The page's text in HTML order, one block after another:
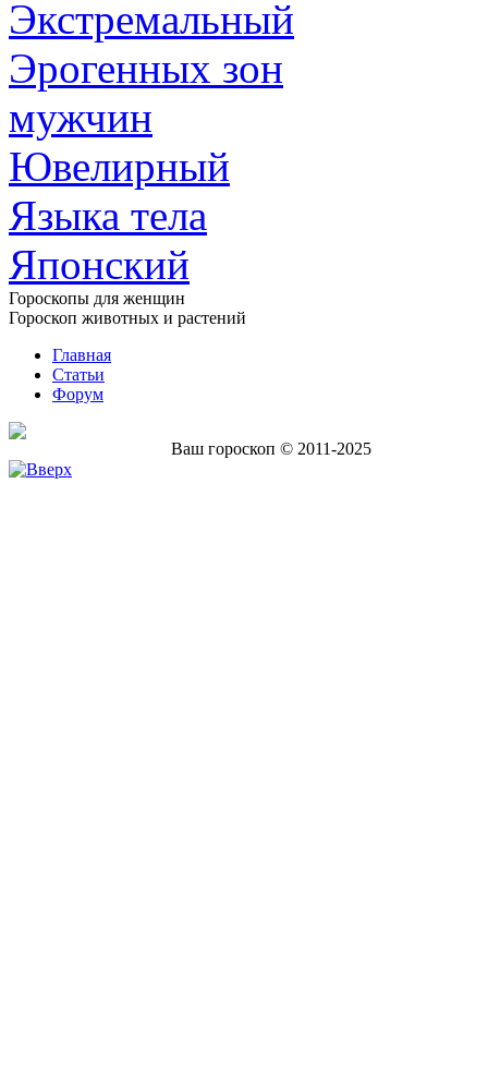
Экстремальный
Эрогенных зон
мужчин
Ювелирный
Языка тела
Японский
Гороскопы для женщин
Гороскоп животных и растений
Главная
Статьи
Форум
Ваш гороскоп © 2011-2025